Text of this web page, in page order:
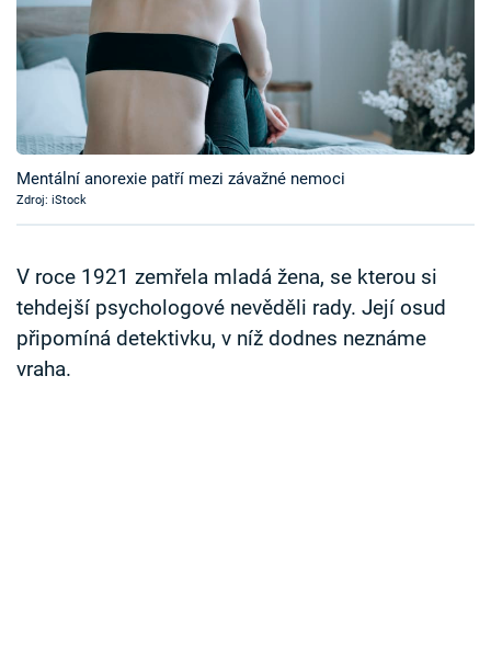
TV Program
Časopis
Sledujte prima+
Sledujte nás
Mentální anorexie patří mezi závažné nemoci
Zdroj: iStock
V roce 1921 zemřela mladá žena, se kterou si
tehdejší psychologové nevěděli rady. Její osud
připomíná detektivku, v níž dodnes neznáme
vraha.